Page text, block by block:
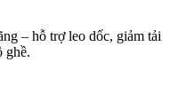
– hỗ trợ leo dốc, giảm tải
ghề.